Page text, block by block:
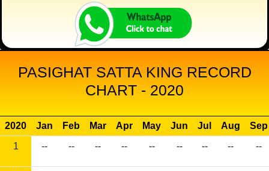
PASIGHAT SATTA KING RECORD
CHART - 2020
2020 Jan Feb Mar Apr May Jun Jul Aug
Sep
1
-- -- -- -- -- -- -- -- --